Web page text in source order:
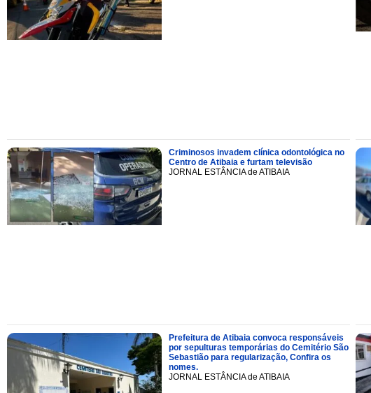
Criminosos invadem clínica odontológica no
Centro de Atibaia e furtam televisão
JORNAL ESTÂNCIA de ATIBAIA
Prefeitura de Atibaia convoca responsáveis
por sepulturas temporárias do Cemitério São
Sebastião para regularização, Confira os
nomes.
JORNAL ESTÂNCIA de ATIBAIA